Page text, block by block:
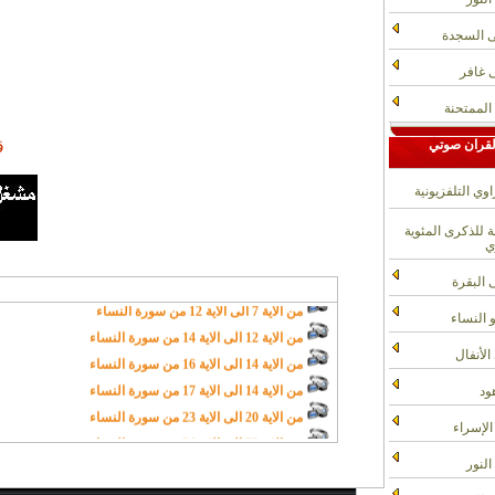
من الاية 7 الى الاية 12 من سورة النساء
من الاية 12 الى الاية 14 من سورة النساء
من الاية 14 الى الاية 16 من سورة النساء
من الاية 14 الى الاية 17 من سورة النساء
من الاية 20 الى الاية 23 من سورة النساء
من الاية 23 الى الاية 24 من سورة النساء
من الاية 24 الى الاية 25 من سورة النساء
من الاية 28 الى الاية 31 من سورة النساء
السجدة
غافر
صوتي
التلفزيونية
المئوية
البقرة